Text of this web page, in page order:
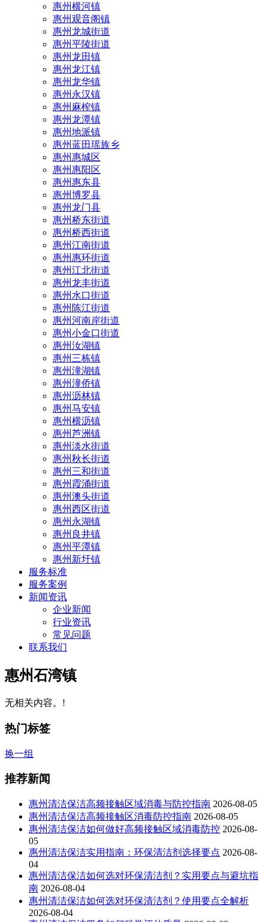
惠州横河镇
惠州观音阁镇
惠州龙城街道
惠州平陵街道
惠州龙田镇
惠州龙江镇
惠州龙华镇
惠州永汉镇
惠州麻榨镇
惠州龙潭镇
惠州地派镇
惠州蓝田瑶族乡
惠州惠城区
惠州惠阳区
惠州惠东县
惠州‌博罗县
惠州‌龙门县
惠州桥东街道
惠州桥西街道
惠州江南街道
惠州惠环街道
惠州江北街道
惠州龙丰街道
惠州水口街道
惠州陈江街道
惠州河南岸街道
惠州小金口街道
惠州汝湖镇
惠州三栋镇
惠州潼湖镇
惠州潼侨镇
惠州沥林镇
惠州马安镇
惠州横沥镇
惠州芦洲镇
惠州淡水街道
惠州秋长街道
惠州三和街道
惠州霞涌街道
惠州澳头街道
惠州西区街道
惠州永湖镇
惠州良井镇
惠州平潭镇
惠州新圩镇
服务标准
服务案例
新闻资讯
企业新闻
行业资讯
常见问题
联系我们
惠州石湾镇
无相关内容。!
热门标签
换一组
推荐新闻
惠州清洁保洁高频接触区域消毒与防控指南 2026-08-05
惠州清洁保洁高频接触区消毒防控指南 2026-08-05
惠州清洁保洁如何做好高频接触区域消毒防控 2026-08-
05
惠州清洁保洁实用指南：环保清洁剂选择要点 2026-08-
04
惠州清洁保洁如何选对环保清洁剂？实用要点与避坑指
南 2026-08-04
惠州清洁保洁如何选对环保清洁剂？使用要点全解析
2026-08-04